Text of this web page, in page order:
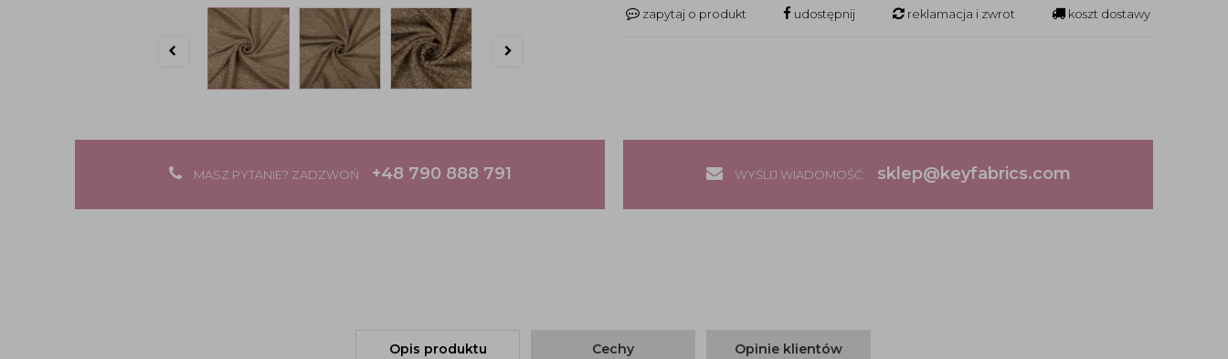
zapytaj o produkt udostępnij reklamacja i zwrot koszt dostawy
MASZ PYTANIE? ZADZWOŃ +48 790 888 791 WYŚLIJ WIADOMOŚĆ: sklep@keyfabrics.com
Opis produktu Cechy Opinie klientów